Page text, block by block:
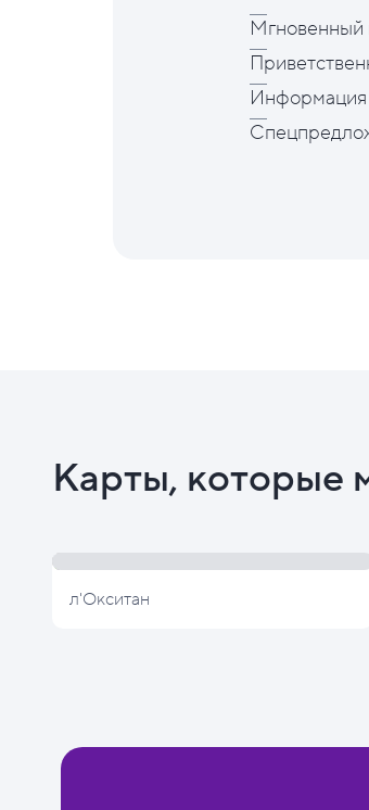
Мгновенный
Информация
Карты, которые
л'Окситан